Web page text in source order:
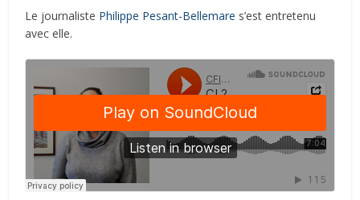
Le journaliste Philippe Pesant-Bellemare s’est entretenu
avec elle.